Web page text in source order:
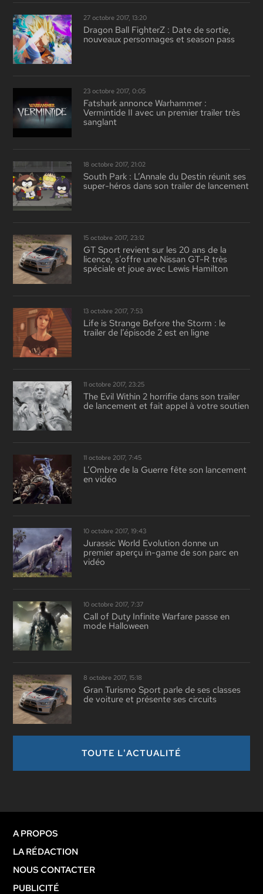
27 octobre 2017, 13:20
Dragon Ball FighterZ : Date de sortie,
nouveaux personnages et season pass
23 octobre 2017, 0:05
Fatshark annonce Warhammer :
Vermintide II avec un premier trailer très
sanglant
18 octobre 2017, 21:02
South Park : L’Annale du Destin réunit ses
super-héros dans son trailer de lancement
15 octobre 2017, 23:12
GT Sport revient sur les 20 ans de la
licence, s’offre une Nissan GT-R très
spéciale et joue avec Lewis Hamilton
13 octobre 2017, 7:53
Life is Strange Before the Storm : le
trailer de l’épisode 2 est en ligne
11 octobre 2017, 23:25
The Evil Within 2 horrifie dans son trailer
de lancement et fait appel à votre soutien
11 octobre 2017, 7:45
L’Ombre de la Guerre fête son lancement
en vidéo
10 octobre 2017, 19:43
Jurassic World Evolution donne un
premier aperçu in-game de son parc en
vidéo
10 octobre 2017, 7:37
Call of Duty Infinite Warfare passe en
mode Halloween
8 octobre 2017, 15:18
Gran Turismo Sport parle de ses classes
de voiture et présente ses circuits
TOUTE L'ACTUALITÉ
A PROPOS
LA RÉDACTION
NOUS CONTACTER
PUBLICITÉ